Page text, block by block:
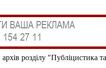
архів розділу "Публіцистика